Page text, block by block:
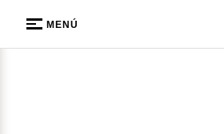
MENÚ